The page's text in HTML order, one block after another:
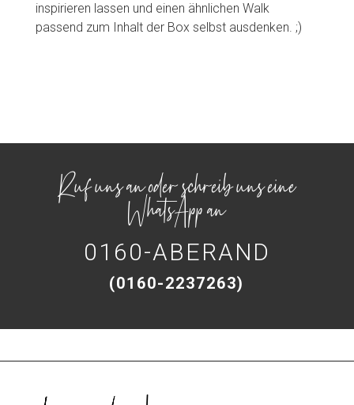
inspirieren lassen und einen ähnlichen Walk
passend zum Inhalt der Box selbst ausdenken. ;)
Ruf uns an oder schreib uns eine
WhatsApp an
0160-ABERAND
(0160-2237263)